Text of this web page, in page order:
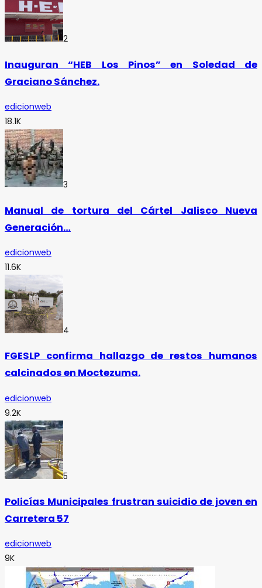
2
Inauguran “HEB Los Pinos” en Soledad de
Graciano Sánchez.
edicionweb
18.1K
3
Manual de tortura del Cártel Jalisco Nueva
Generación…
edicionweb
11.6K
4
FGESLP confirma hallazgo de restos humanos
calcinados en Moctezuma.
edicionweb
9.2K
5
Policías Municipales frustran suicidio de joven en
Carretera 57
edicionweb
9K